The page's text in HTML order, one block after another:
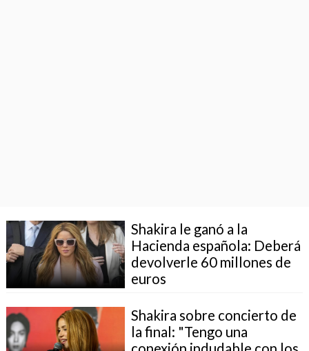
Shakira le ganó a la
Hacienda española: Deberá
devolverle 60 millones de
euros
Shakira sobre concierto de
la final: "Tengo una